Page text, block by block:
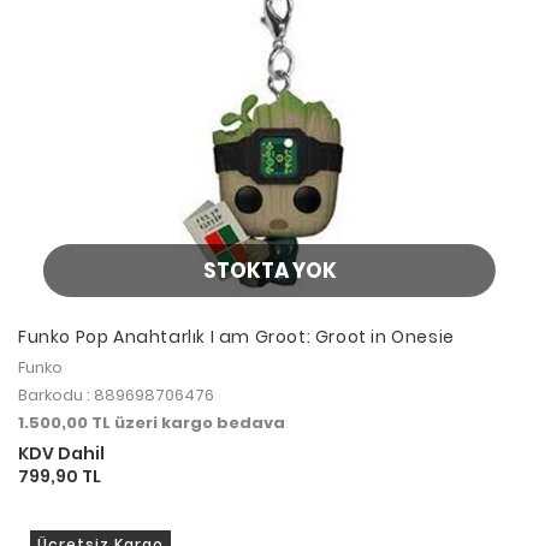
STOKTA YOK
Funko Pop Anahtarlık I am Groot: Groot in Onesie
Funko
Barkodu : 889698706476
1.500,00 TL üzeri kargo bedava
KDV Dahil
799,90 TL